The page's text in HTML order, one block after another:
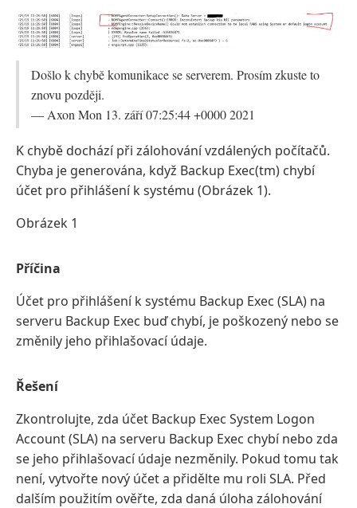
Došlo k chybě komunikace se serverem. Prosím zkuste to
znovu později.
— Axon Mon 13. září 07:25:44 +0000 2021
K chybě dochází při zálohování vzdálených počítačů.
Chyba je generována, když Backup Exec(tm) chybí
účet pro přihlášení k systému (Obrázek 1).
Obrázek 1
Příčina
Účet pro přihlášení k systému Backup Exec (SLA) na
serveru Backup Exec buď chybí, je poškozený nebo se
změnily jeho přihlašovací údaje.
Řešení
Zkontrolujte, zda účet Backup Exec System Logon
Account (SLA) na serveru Backup Exec chybí nebo zda
se jeho přihlašovací údaje nezměnily. Pokud tomu tak
není, vytvořte nový účet a přidělte mu roli SLA. Před
dalším použitím ověřte, zda daná úloha zálohování